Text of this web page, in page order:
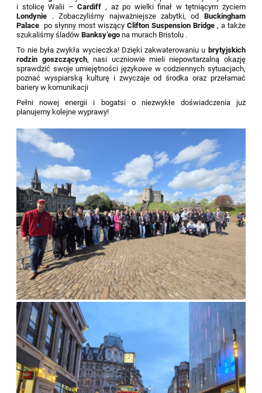
i stolicę Walii –Cardiff , aż po wielki finał w tętniącym życiem
Londynie . Zobaczyliśmy najważniejsze zabytki, od Buckingham
Palace po słynny most wiszący Clifton Suspension Bridge, a także
szukaliśmy śladówBanksy’ego na murach Bristolu .
To nie była zwykła wycieczka! Dzięki zakwaterowaniu u brytyjskich
rodzin goszczących, nasi uczniowie mieli niepowtarzalną okazję
sprawdzić swoje umiejętności językowe w codziennych sytuacjach,
poznać wyspiarską kulturę i zwyczaje od środka oraz przełamać
bariery w komunikacji
Pełni nowej energii i bogatsi o niezwykłe doświadczenia już
planujemy kolejne wyprawy!